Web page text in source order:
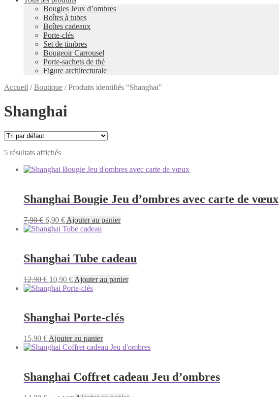
Bougies Jeux d’ombres
Boîtes à tubes
Boîtes cadeaux
Porte-clés
Set de timbres
Bougeoir Carrousel
Porte-sachets de thé
Figure architecturale
Accueil /Boutique /Produits identifiés “Shanghai”
Shanghai
5 résultats affichés
Shanghai Bougie Jeu d’ombres avec carte de vœux
7,90€ Le
prix
7,90 €.
6,90 €Le
prix
6,90 €.
Ajouter au panier
Shanghai Tube cadeau
12,90€ Le
prix
12,90 €.
10,90 €Le
prix
10,90 €.
Ajouter au panier
Shanghai Porte-clés
15,90 € Ajouter au panier
Shanghai Coffret cadeau Jeu d’ombres